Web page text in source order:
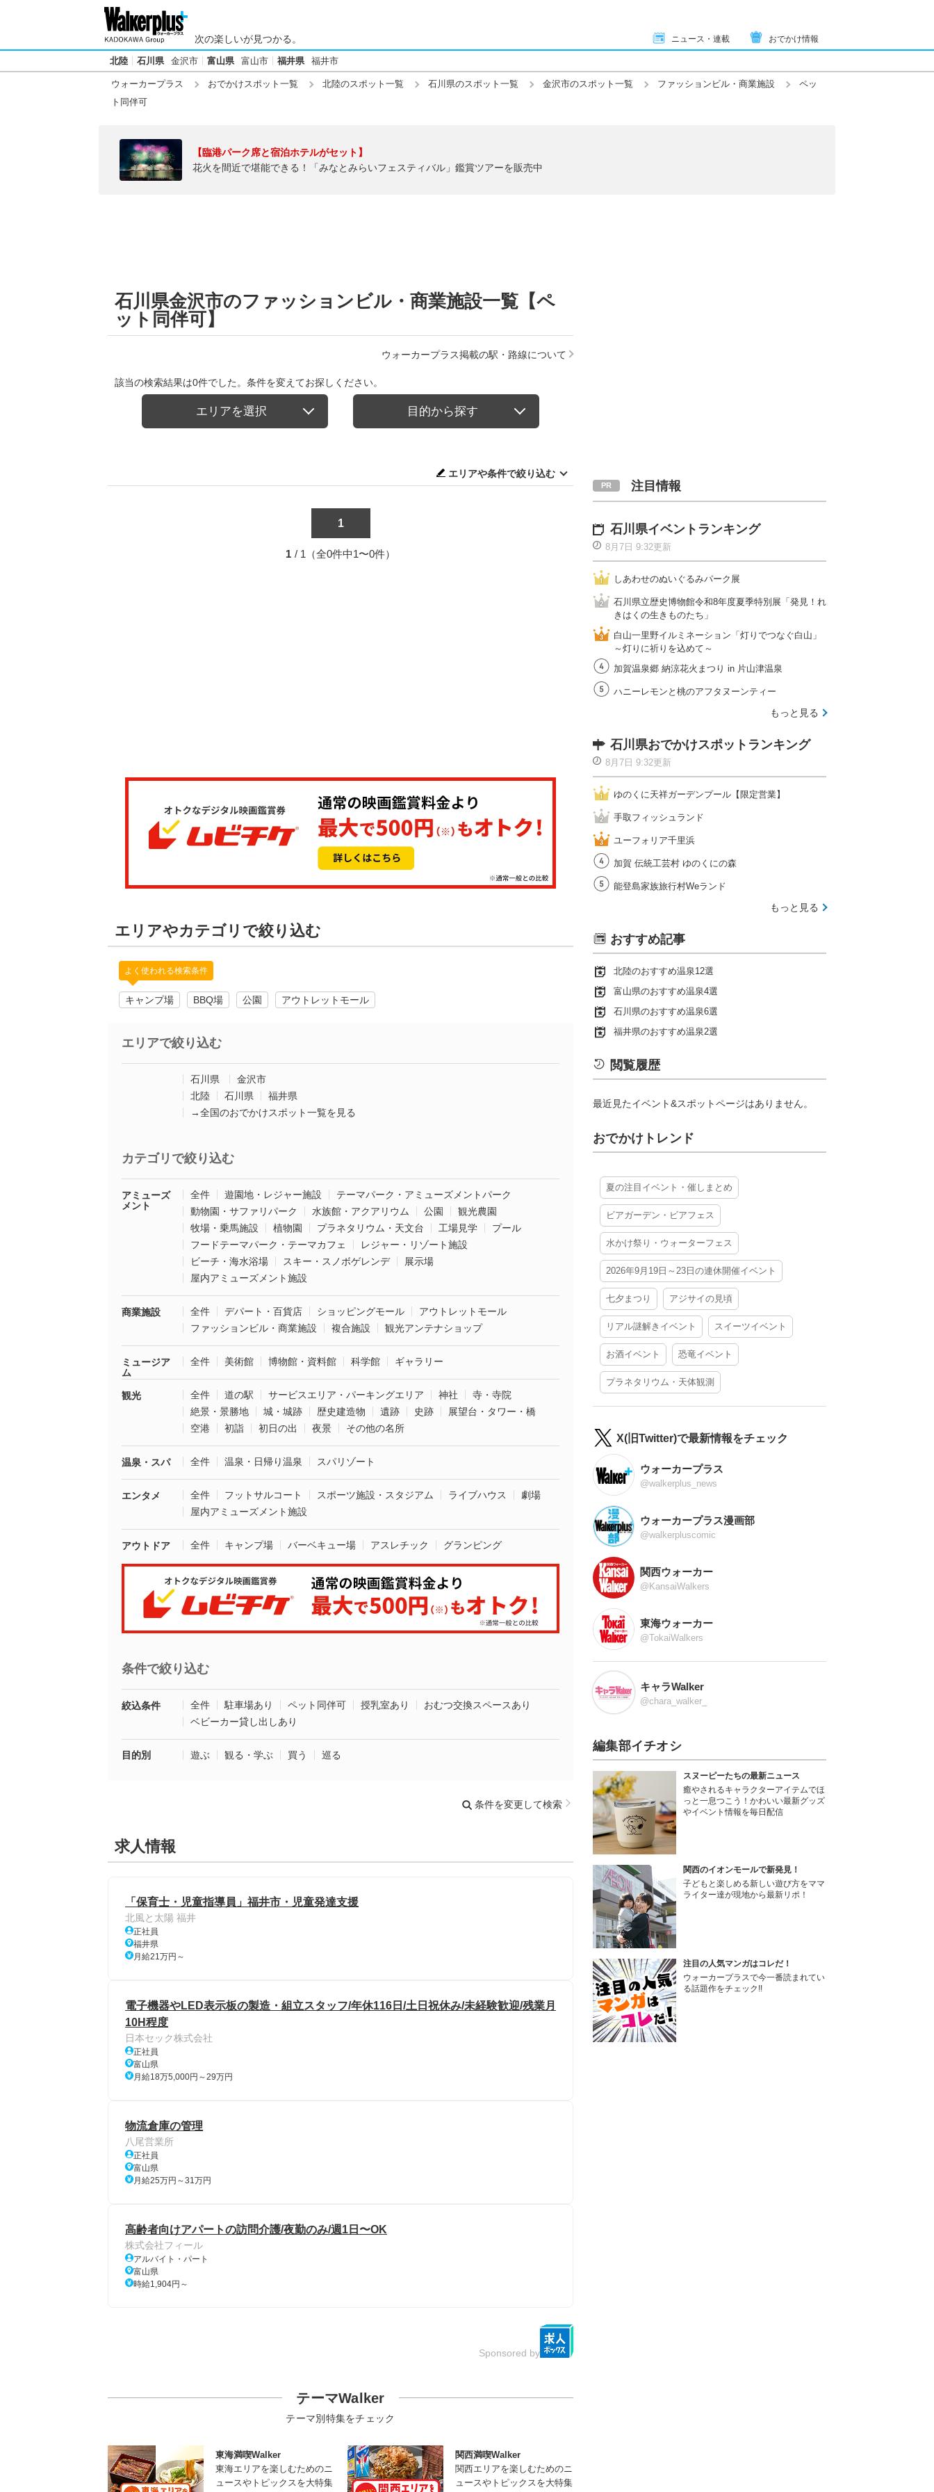
次の楽しいが見つかる。 ニュース・連載 おでかけ情報
北陸 石川県 金沢市 富山県 富山市 福井県 福井市
ウォーカープラス おでかけスポット一覧 北陸のスポット一覧 石川県のスポット一覧 金沢市のスポット一覧 ファッションビル・商業施設
ペッ
ト同伴可
【臨港パーク席と宿泊ホテルがセット】
花火を間近で堪能できる！「みなとみらいフェスティバル」鑑賞ツアーを販売中
石川県金沢市のファッションビル・商業施設一覧【ペ
ット同伴可】
ウォーカープラス掲載の駅・路線について
該当の検索結果は0件でした。条件を変えてお探しください。
エリアを選択 目的から探す
エリアや条件で絞り込む
1
1 / 1（全0件中1〜0件）
エリアやカテゴリで絞り込む
よく使われる検索条件
キャンプ場 BBQ場 公園 アウトレットモール
エリアで絞り込む
石川県
金沢市
北陸
石川県
福井県
→全国のおでかけスポット一覧を見る
カテゴリで絞り込む
アミューズ
メント
全件 遊園地・レジャー施設
テーマパーク・アミューズメントパーク
動物園・サファリパーク
水族館・アクアリウム 公園
観光農園
牧場・乗馬施設
植物園 プラネタリウム・天文台 工場見学
プール
フードテーマパーク・テーマカフェ
レジャー・リゾート施設
ビーチ・海水浴場
スキー・スノボゲレンデ
展示場
屋内アミューズメント施設
商業施設 全件 デパート・百貨店 ショッピングモール
アウトレットモール
ファッションビル・商業施設
複合施設 観光アンテナショップ
ミュージア
ム
全件 美術館 博物館・資料館 科学館 ギャラリー
観光 全件 道の駅 サービスエリア・パーキングエリア 神社
寺・寺院
絶景・景勝地
城・城跡 歴史建造物 遺跡 史跡
展望台・タワー・橋
空港
初詣 初日の出 夜景 その他の名所
温泉・スパ 全件 温泉・日帰り温泉 スパリゾート
エンタメ 全件 フットサルコート スポーツ施設・スタジアム ライブハウス
劇場
屋内アミューズメント施設
アウトドア 全件 キャンプ場 バーベキュー場 アスレチック グランピング
条件で絞り込む
絞込条件 全件 駐車場あり ペット同伴可 授乳室あり
おむつ交換スペースあり
ベビーカー貸し出しあり
目的別 遊ぶ 観る・学ぶ 買う 巡る
条件を変更して検索
求人情報
「保育士・児童指導員」福井市・児童発達支援
北風と太陽 福井
正社員
福井県
月給21万円～
電子機器やLED表示板の製造・組立スタッフ/年休116日/土日祝休み/未経験歓迎/残業月
10H程度
日本セック株式会社
正社員
富山県
月給18万5,000円～29万円
物流倉庫の管理
八尾営業所
正社員
富山県
月給25万円～31万円
高齢者向けアパートの訪問介護/夜勤のみ/週1日〜OK
株式会社フィール
アルバイト・パート
富山県
時給1,904円～
Sponsored by
テーマWalker
テーマ別特集をチェック
東海満喫Walker
東海エリアを楽しむためのニ
ュースやトピックスを大特集
関西満喫Walker
関西エリアを楽しむためのニ
ュースやトピックスを大特集
注目情報
石川県イベントランキング
8月7日 9:32更新
しあわせのぬいぐるみパーク展
石川県立歴史博物館令和8年度夏季特別展「発見！れ
きはくの生きものたち」
白山一里野イルミネーション「灯りでつなぐ白山」
～灯りに祈りを込めて～
加賀温泉郷 納涼花火まつり in 片山津温泉
ハニーレモンと桃のアフタヌーンティー
もっと見る
石川県おでかけスポットランキング
8月7日 9:32更新
ゆのくに天祥ガーデンプール【限定営業】
手取フィッシュランド
ユーフォリア千里浜
加賀 伝統工芸村 ゆのくにの森
能登島家族旅行村Weランド
もっと見る
おすすめ記事
北陸のおすすめ温泉12選
富山県のおすすめ温泉4選
石川県のおすすめ温泉6選
福井県のおすすめ温泉2選
閲覧履歴
最近見たイベント&スポットページはありません。
おでかけトレンド
夏の注目イベント・催しまとめ
ビアガーデン・ビアフェス
水かけ祭り・ウォーターフェス
2026年9月19日～23日の連休開催イベント
七夕まつり アジサイの見頃
リアル謎解きイベント スイーツイベント
お酒イベント 恐竜イベント
プラネタリウム・天体観測
X(旧Twitter)で最新情報をチェック
ウォーカープラス
@walkerplus_news
ウォーカープラス漫画部
@walkerpluscomic
関西ウォーカー
@KansaiWalkers
東海ウォーカー
@TokaiWalkers
キャラWalker
@chara_walker_
編集部イチオシ
スヌーピーたちの最新ニュース
癒やされるキャラクターアイテムでほ
っと一息つこう！かわいい最新グッズ
やイベント情報を毎日配信
関西のイオンモールで新発見！
子どもと楽しめる新しい遊び方をママ
ライター達が現地から最新リポ！
注目の人気マンガはコレだ！
ウォーカープラスで今一番読まれてい
る話題作をチェック!!